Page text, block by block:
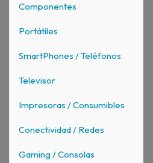
Componentes
Portátiles
SmartPhones / Teléfonos
Televisor
Impresoras / Consumibles
Conectividad / Redes
Gaming / Consolas